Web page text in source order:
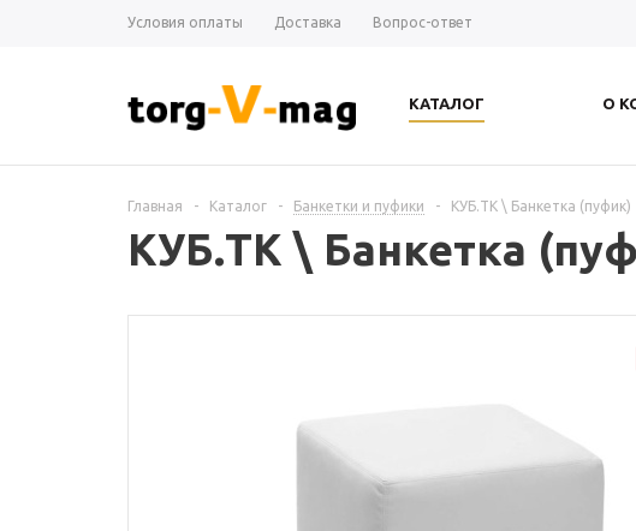
Условия оплаты Доставка Вопрос-ответ
КАТАЛОГ О
Главная - Каталог - Банкетки и пуфики - КУБ.ТК \ Банкетка (пуфик)
КУБ.ТК \ Банкетка